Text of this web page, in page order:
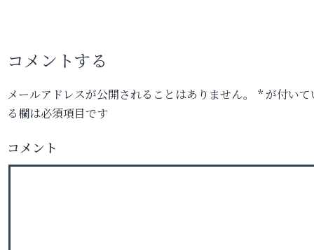
コメントする
メールアドレスが公開されることはありません。 *が付いて
る欄は必須項目です
コメント